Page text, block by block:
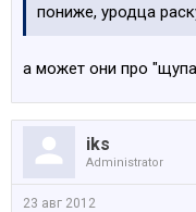
пониже, уродца
а может они про
iks
Administrator
23 авг 2012